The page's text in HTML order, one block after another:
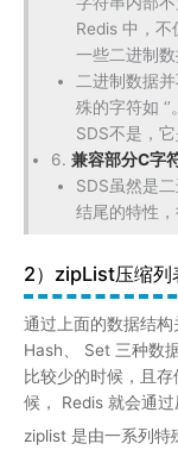
Redis 中，
一些二进制数
二进制数据
殊的字符如
SDS不是，
6.兼容部分C字
SDS虽然是
结尾的特性
2）zipList压缩列
通过上面的数据结构
Hash、 Set 三种数
比较少的时候，且
候， Redis 就会通过
ziplist 是由一系列特